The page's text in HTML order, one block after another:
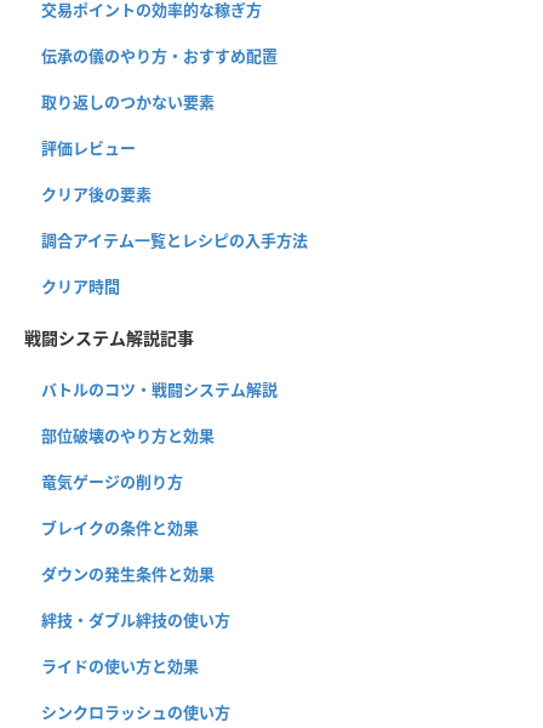
交易ポイントの効率的な稼ぎ方
伝承の儀のやり方・おすすめ配置
取り返しのつかない要素
評価レビュー
クリア後の要素
調合アイテム一覧とレシピの入手方法
クリア時間
戦闘システム解説記事
バトルのコツ・戦闘システム解説
部位破壊のやり方と効果
竜気ゲージの削り方
ブレイクの条件と効果
ダウンの発生条件と効果
絆技・ダブル絆技の使い方
ライドの使い方と効果
シンクロラッシュの使い方